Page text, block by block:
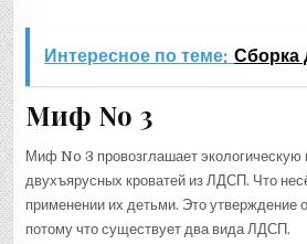
Интересное по теме: Сборка
Миф No 3
Миф No 3 провозглашает экологическую
двухъярусных кроватей из ЛДСП. Что
применении их детьми. Это утверждение
потому что существует два вида ЛДСП.